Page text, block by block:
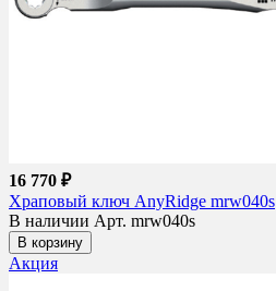
16 770 ₽
Храповый ключ AnyRidge mrw040s
В наличии Арт. mrw040s
В корзину
Акция